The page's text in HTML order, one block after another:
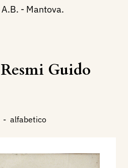
- Mantova.
Resmi Guido
- alfabetico